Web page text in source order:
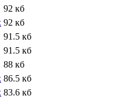
92 кб
92 кб
91.5 кб
91.5 кб
88 кб
86.5 кб
83.6 кб